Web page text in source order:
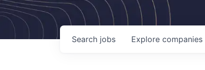
Search jobs Explore companies